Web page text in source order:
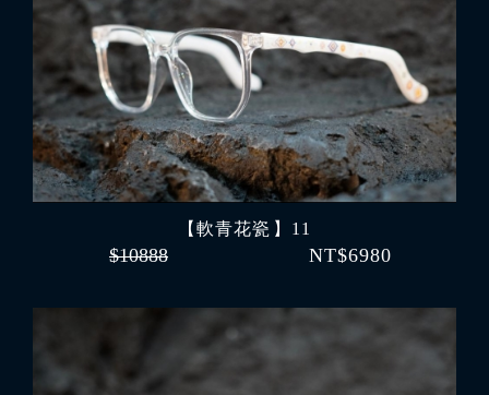
【軟青花瓷 】11
$10888 NT$6980